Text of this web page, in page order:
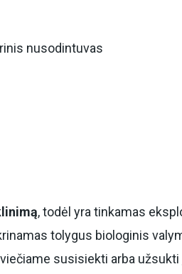
nusodintuvas
, todėl yra tinkamas
tolygus biologinis
susisiekti arba